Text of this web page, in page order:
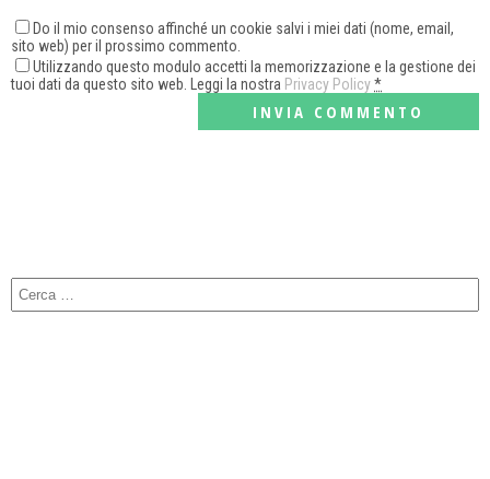
Do il mio consenso affinché un cookie salvi i miei dati (nome, email,
sito web) per il prossimo commento.
Utilizzando questo modulo accetti la memorizzazione e la gestione dei
tuoi dati da questo sito web. Leggi la nostra Privacy Policy*